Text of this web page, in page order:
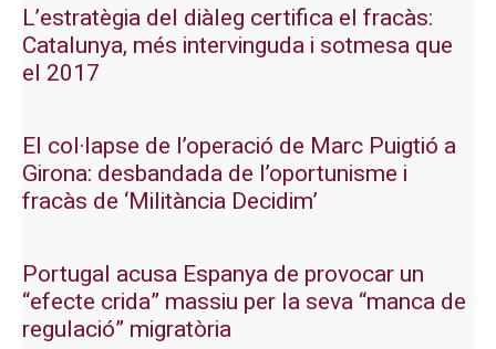
L’estratègia del diàleg certifica el fracàs:
Catalunya, més intervinguda i sotmesa que
el 2017
El col·lapse de l’operació de Marc Puigtió a
Girona: desbandada de l’oportunisme i
fracàs de ‘Militància Decidim’
Portugal acusa Espanya de provocar un
“efecte crida” massiu per la seva “manca de
regulació” migratòria